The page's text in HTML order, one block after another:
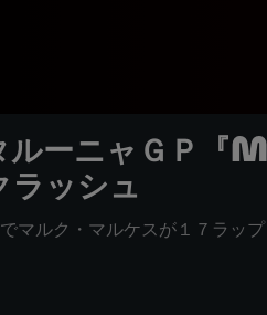
ルーニャＧＰ
ラッシュ
マルク・マルケスが１７ラッ